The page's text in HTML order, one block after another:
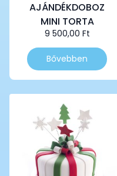
AJÁNDÉKDOBOZ
MINI TORTA
9 500,00 Ft
Bővebben
Ennek
a
terméknek
variációja
van.
változatok
termékoldalon